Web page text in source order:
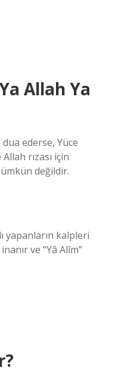
Allah Ya
ederse, Yüce
rızası için
değildir.
yapanların kalpleri
ve “Yâ Alîm”